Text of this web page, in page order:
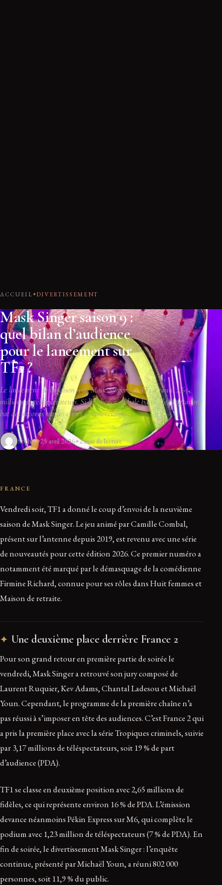
ACCUEIL DIVERTISSEMENT
Mask Singer saison 9 :
quel bilan d’audience
pour le lancement sur
TF1 ?
Le lancement de la saison 9 de Mask Singer sur TF1 a réuni 2,65
millions de téléspectateurs. Si l'audience globale baisse, le programme
bat des records sur les cibles commerciales.
Sophie 25 avril 2026 2 min de lecture
FRANCE
Vendredi soir, TF1 a donné le coup d’envoi de la neuvième
saison de Mask Singer. Le jeu animé par Camille Combal,
présent sur l’antenne depuis 2019, est revenu avec une série
de nouveautés pour cette édition 2026. Ce premier numéro a
notamment été marqué par le démasquage de la comédienne
Firmine Richard, connue pour ses rôles dans Huit femmes et
Maison de retraite.
Une deuxième place derrière France 2
Pour son grand retour en première partie de soirée le
vendredi, Mask Singer a retrouvé son jury composé de
Laurent Ruquier, Kev Adams, Chantal Ladesou et Michaël
Youn. Cependant, le programme de la première chaîne n’a
pas réussi à s’imposer en tête des audiences. C’est France 2 qui
a pris la première place avec la série Tropiques criminels, suivie
par 3,17 millions de téléspectateurs, soit 19 % de part
d’audience (PDA).
TF1 se classe en deuxième position avec 2,65 millions de
fidèles, ce qui représente environ 16 % de PDA. L’émission
devance néanmoins Pékin Express sur M6, qui complète le
podium avec 1,23 million de téléspectateurs (7 % de PDA). En
fin de soirée, le divertissement Mask Singer : l’enquête
continue, présenté par Michaël Youn, a réuni 802 000
personnes, soit 11,9 % du public.